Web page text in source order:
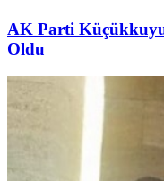
AK Parti
Oldu